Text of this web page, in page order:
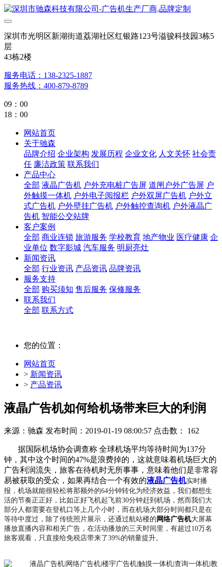
深圳市光明区新湖街道荔湖社区红银路123号溢骏科技园3栋5
层
43栋2楼
服务电话：138-2325-1887
服务热线：400-879-8789
09：00
18：00
网站首页
关于驰森
品牌介绍 企业架构 发展历程 企业文化 人文关怀 社会责
任 廉洁政策 联系我们
产品中心
全部 液晶广告机 户外充电桩广告屏 道闸户外广告屏 户
外触摸一体机 户外电子阅报栏 户外双屏广告机 户外立
式广告机 户外壁挂广告机 户外触控查询机 户外液晶广
告机 智能公交站牌
客户案例
全部 商业连锁 旅游服务 学校教育 地产物业 医疗健康 企
业单位 数字影城 汽车服务 明厨亮灶
新闻资讯
全部 行业资讯 产品资讯 品牌资讯
服务支持
全部 购买须知 售后服务 保修服务
联系我们
全部 联系方式
您的位置：
网站首页
> 新闻资讯
> 产品资讯
液晶广告机如何给机场带来巨大的利润
来源：驰森 发布时间：2019-01-19 08:00:57 点击数： 162
据国际机场协会调查称 全球机场平均等待时间为137分
钟，其中这个时间的47%是浪费掉的，这就意味着机场巨大的
广告利润流失，旅客在待机时无所事事，意味着他们是非常容
易被获取的受众，如果再结合一个有效的液晶广告机实时播
报，机场就能很轻松将那额外的64分钟转化为经济效益，我们都想生
活的节奏正正好，比如正好飞机起飞前30分钟赶到机场，然而我们大
部分人都需要在登机口等上几个小时，而在机场大部分时间都只是在
等待中度过，除了传统照片展示，还通过航站楼的 网络广告机大屏幕
播放直播内容和相关广告，在活动播放的三天时间里，有超过10万名
旅客观看，只直接给免税店带来了39%的销量提升。